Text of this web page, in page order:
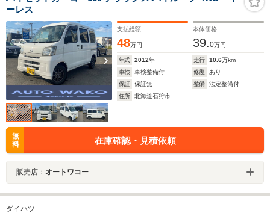
ーレス
支払総額
48万円
本体価格
39.0万円
年式 2012年 走行 10.6万km
車検
車検整備付 修復
あり
保証
保証無 整備
法定整備付
住所
北海道石狩市
無
料
在庫確認・見積依頼
販売店： オートワコー
ダイハツ